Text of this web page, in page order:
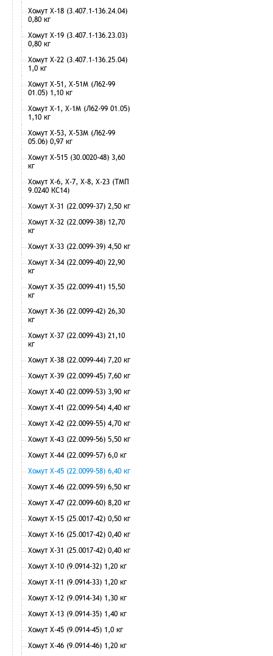
Хомут Х-18 (3.407.1-136.24.04)
0,80 кг
Хомут Х-19 (3.407.1-136.23.03)
0,80 кг
Хомут Х-22 (3.407.1-136.25.04)
1,0 кг
Хомут Х-51, Х-51М (Л62-99
01.05) 1,10 кг
Хомут Х-1, Х-1М (Л62-99 01.05)
1,10 кг
Хомут Х-53, Х-53М (Л62-99
05.06) 0,97 кг
Хомут Х-515 (30.0020-48) 3,60
кг
Хомут Х-6, Х-7, Х-8, Х-23 (ТМП
9.0240 КС14)
Хомут Х-31 (22.0099-37) 2,50 кг
Хомут Х-32 (22.0099-38) 12,70
кг
Хомут Х-33 (22.0099-39) 4,50 кг
Хомут Х-34 (22.0099-40) 22,90
кг
Хомут Х-35 (22.0099-41) 15,50
кг
Хомут Х-36 (22.0099-42) 26,30
кг
Хомут Х-37 (22.0099-43) 21,10
кг
Хомут Х-38 (22.0099-44) 7,20 кг
Хомут Х-39 (22.0099-45) 7,60 кг
Хомут Х-40 (22.0099-53) 3,90 кг
Хомут Х-41 (22.0099-54) 4,40 кг
Хомут Х-42 (22.0099-55) 4,70 кг
Хомут Х-43 (22.0099-56) 5,50 кг
Хомут Х-44 (22.0099-57) 6,0 кг
Хомут Х-45 (22.0099-58) 6,40 кг
Хомут Х-46 (22.0099-59) 6,50 кг
Хомут Х-47 (22.0099-60) 8,20 кг
Хомут Х-15 (25.0017-42) 0,50 кг
Хомут Х-16 (25.0017-42) 0,40 кг
Хомут Х-31 (25.0017-42) 0,40 кг
Хомут Х-10 (9.0914-32) 1,20 кг
Хомут Х-11 (9.0914-33) 1,20 кг
Хомут Х-12 (9.0914-34) 1,30 кг
Хомут Х-13 (9.0914-35) 1,40 кг
Хомут Х-45 (9.0914-45) 1,0 кг
Хомут Х-46 (9.0914-46) 1,20 кг